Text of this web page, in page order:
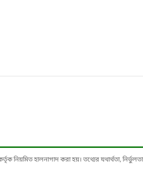
নিয়মিত হালনাগাদ করা হয়। তথ্যের যথার্থতা, নির্ভুলতা